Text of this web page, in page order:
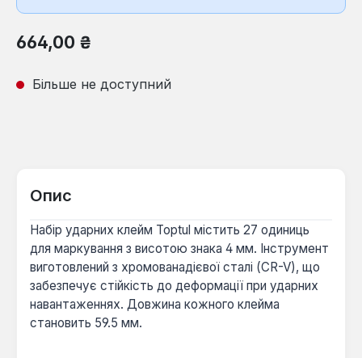
Звичайна ціна:
664,00 ₴
Більше не доступний
Опис
Набір ударних клейм Toptul містить 27 одиниць
для маркування з висотою знака 4 мм. Інструмент
виготовлений з хромованадієвої сталі (CR-V), що
забезпечує стійкість до деформації при ударних
навантаженнях. Довжина кожного клейма
становить 59.5 мм.